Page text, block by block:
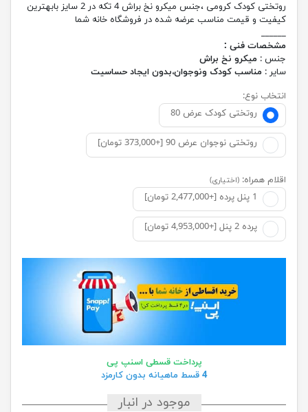
روتختی کودک کرومی ،جنس میکرو نخ براش 4 تکه در 2 سایز بابهترین
کیفیت و قیمت مناسب عرضه شده در فروشگاه خانه شما
______
مشخصات فنی :
جنس : میکرو نخ براش
سایر : مناسب کودک ونوجوان،بدون ایجاد حساسیت
انتخاب نوع:
روتختی کودک عرض 80
روتختی نوجوان عرض 90 [+373,000 تومان]
اقلام همراه: (اختیاری)
1 پنل پرده [+2,477,000 تومان]
پرده 2 پنل [+4,953,000 تومان]
پرداخت قسطی اسنپ پی
4 قسط ماهیانه بدون کارمزد
موجود در انبار